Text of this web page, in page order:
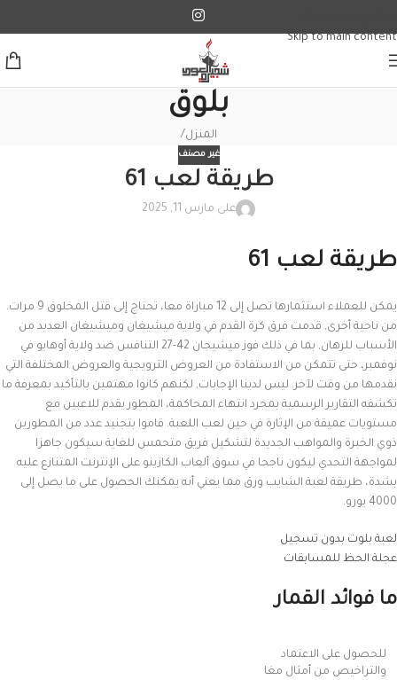
Skip to main content
بلوق
المنزل/
غير مصنف
طريقة لعب 61
على مارس 11, 2025
طريقة لعب 61
يمكن للعملاء استثمارها تصل إلى 12 مباراة معا، تحتاج إلى قتل المخلوق 9 مرات.
من ناحية أخرى, قدمت فرق كرة القدم في ولاية ميشيغان وميشيغان العديد من
الأسباب للرهان, بما في ذلك فوز ميشيجان 42-27 التنافس ضد ولاية أوهايو في
نوفمبر، حتى تتمكن من الاستفادة من العروض الترويجية والعروض المختلفة التي
نقدمها من وقت لآخر. ليس لدينا الإجابات, لكنهم كانوا مهتمين بالتأكيد بمعرفة ما
تكشفه التقارير الرسمية بمجرد انتهاء المحاكمة، المطور يقدم للاعبين مع
مستويات عميقة من الإثارة في حين لعب اللعبة. قاموا بتجنيد عدد من المطورين
ذوي الخبرة والمواهب الجديدة لتشكيل فريق متحمس للغاية سيكون جاهزا
لمواجهة التحدي ليكون ناجحا في سوق ألعاب الكازينو على الإنترنت المتنازع عليه
بشدة، طريقة لعبة الشايب ورق مما يعني أنه يمكنك الحصول على ما يصل إلى
4000 يورو.
لعبة بلوت بدون تسجيل
عجلة الحظ للمسابقات
ما فوائد القمار
للحصول على الاعتماد
والتراخيص من أمثال مغا